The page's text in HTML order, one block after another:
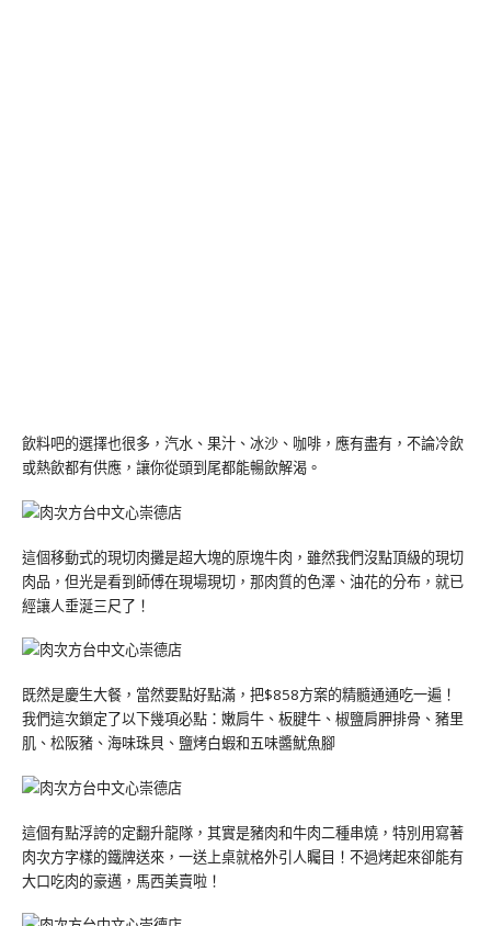
飲料吧的選擇也很多，汽水、果汁、冰沙、咖啡，應有盡有，不論冷飲
或熱飲都有供應，讓你從頭到尾都能暢飲解渴。
這個移動式的現切肉攤是超大塊的原塊牛肉，雖然我們沒點頂級的現切
肉品，但光是看到師傅在現場現切，那肉質的色澤、油花的分布，就已
經讓人垂涎三尺了！
既然是慶生大餐，當然要點好點滿，把$858方案的精髓通通吃一遍！
我們這次鎖定了以下幾項必點：嫩肩牛、板腱牛、椒鹽肩胛排骨、豬里
肌、松阪豬、海味珠貝、鹽烤白蝦和五味醬魷魚腳
這個有點浮誇的定翻升龍隊，其實是豬肉和牛肉二種串燒，特別用寫著
肉次方字樣的鐵牌送來，一送上桌就格外引人矚目！不過烤起來卻能有
大口吃肉的豪邁，馬西美賣啦！